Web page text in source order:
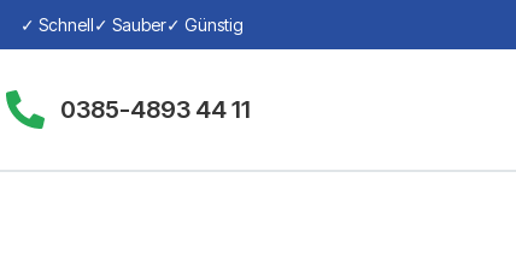
✓ Schnell✓ Sauber✓ Günstig
0385-4893 44 11